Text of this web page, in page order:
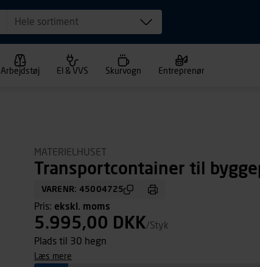
Hele sortiment
Arbejdstøj El & VVS Skurvogn Entreprenør
MATERIELHUSET
Transportcontainer til
VARENR: 45004725
Pris: ekskl. moms
5.995,00 DKK/Styk
Plads til 30 hegn
læs mere